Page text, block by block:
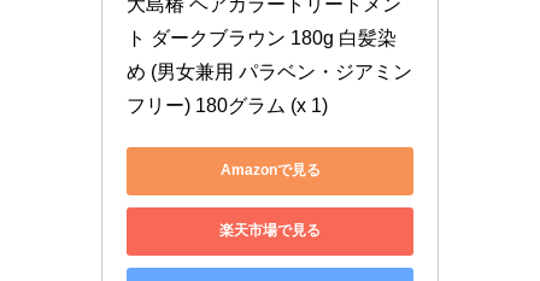
ト ダークブラウン 180g 白髪染
め (男女兼用 パラベン・ジアミン
フリー) 180グラム (x 1)
Amazonで見る
楽天市場で見る